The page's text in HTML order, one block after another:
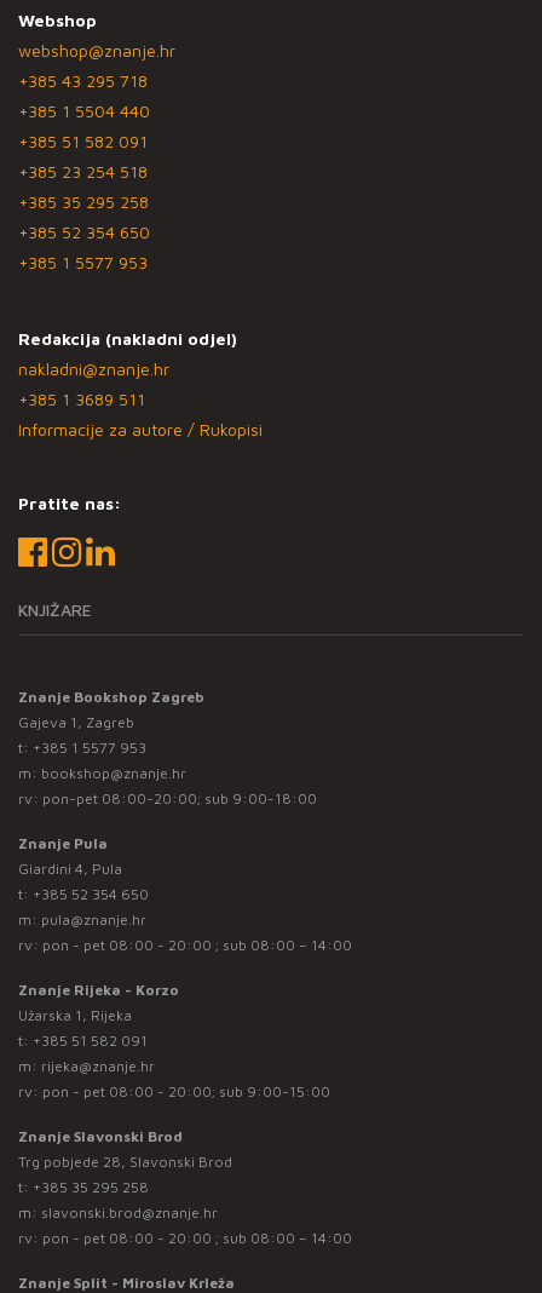
Webshop
webshop@znanje.hr
+385 43 295 718
+385 1 5504 440
+385 51 582 091
+385 23 254 518
+385 35 295 258
+385 52 354 650
+385 1 5577 953
Redakcija (nakladni odjel)
nakladni@znanje.hr
+385 1 3689 511
Informacije za autore / Rukopisi
Pratite nas:
KNJIŽARE
Znanje Bookshop Zagreb
Gajeva 1, Zagreb
t: +385 1 5577 953
m: bookshop@znanje.hr
rv: pon-pet 08:00-20:00; sub 9:00-18:00
Znanje Pula
Giardini 4, Pula
t: +385 52 354 650
m: pula@znanje.hr
rv: pon - pet 08:00 - 20:00 ; sub 08:00 – 14:00
Znanje Rijeka - Korzo
Užarska 1, Rijeka
t: +385 51 582 091
m: rijeka@znanje.hr
rv: pon - pet 08:00 - 20:00; sub 9:00-15:00
Znanje Slavonski Brod
Trg pobjede 28, Slavonski Brod
t: +385 35 295 258
m: slavonski.brod@znanje.hr
rv: pon - pet 08:00 - 20:00 ; sub 08:00 – 14:00
Znanje Split - Miroslav Krleža